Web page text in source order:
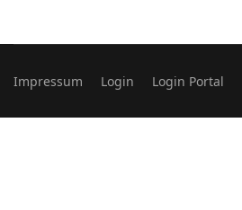
Impressum Login Login Portal